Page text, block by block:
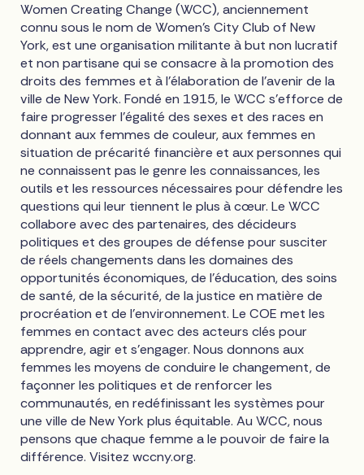
Women Creating Change (WCC), anciennement
connu sous le nom de Women's City Club of New
York, est une organisation militante à but non lucratif
et non partisane qui se consacre à la promotion des
droits des femmes et à l'élaboration de l'avenir de la
ville de New York. Fondé en 1915, le WCC s'efforce de
faire progresser l'égalité des sexes et des races en
donnant aux femmes de couleur, aux femmes en
situation de précarité financière et aux personnes qui
ne connaissent pas le genre les connaissances, les
outils et les ressources nécessaires pour défendre les
questions qui leur tiennent le plus à cœur. Le WCC
collabore avec des partenaires, des décideurs
politiques et des groupes de défense pour susciter
de réels changements dans les domaines des
opportunités économiques, de l'éducation, des soins
de santé, de la sécurité, de la justice en matière de
procréation et de l'environnement. Le COE met les
femmes en contact avec des acteurs clés pour
apprendre, agir et s'engager. Nous donnons aux
femmes les moyens de conduire le changement, de
façonner les politiques et de renforcer les
communautés, en redéfinissant les systèmes pour
une ville de New York plus équitable. Au WCC, nous
pensons que chaque femme a le pouvoir de faire la
différence. Visitez wccny.org.